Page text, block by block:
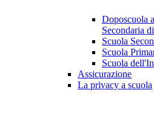
Doposcuola
Secondaria
Scuola
Scuola
Scuola
Assicurazione
La privacy a scuola